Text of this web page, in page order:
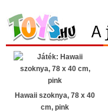
Hawaii szoknya, 78 x 40
cm, pink